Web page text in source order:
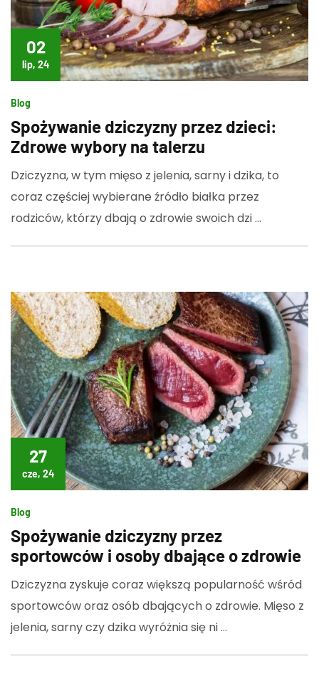
02
lip, 24
Blog
Spożywanie dziczyzny przez dzieci:
Zdrowe wybory na talerzu
Dziczyzna, w tym mięso z jelenia, sarny i dzika, to
coraz częściej wybierane źródło białka przez
rodziców, którzy dbają o zdrowie swoich dzi …
27
cze, 24
Blog
Spożywanie dziczyzny przez
sportowców i osoby dbające o zdrowie
Dziczyzna zyskuje coraz większą popularność wśród
sportowców oraz osób dbających o zdrowie. Mięso z
jelenia, sarny czy dzika wyróżnia się ni …